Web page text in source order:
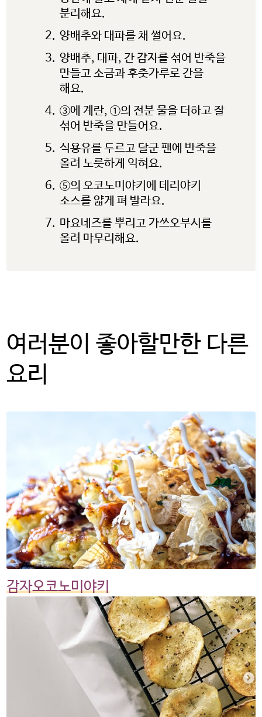
내용의 사실과 본질에 대한 책임을
계속하려면 ‘확인’을 클릭하고,
사용 중인 potatoesusa-
korea.com 으로 돌아가려면
‘취소’를 눌러주시길 바랍니다.
OK CANCEL
분리해요.
양배추와 대파를 채 썰어요.
양배추, 대파, 간 감자를 섞어 반죽을
만들고 소금과 후춧가루로 간을
해요.
③에 계란, ①의 전분 물을 더하고 잘
섞어 반죽을 만들어요.
식용유를 두르고 달군 팬에 반죽을
올려 노릇하게 익혀요.
⑤의 오코노미야키에 데리야키
소스를 얇게 펴 발라요.
마요네즈를 뿌리고 가쓰오부시를
올려 마무리해요.
여러분이 좋아할만한 다른
요리
감자오코노미야키